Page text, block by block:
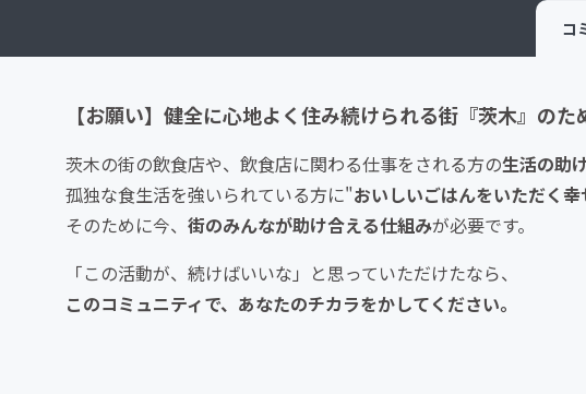
コ
【お願い】健全に心地よく住み続けられる街『茨木』のた
茨木の街の飲食店や、飲食店に関わる仕事をされる方の生活の助
孤独な食生活を強いられている方に"おいしいごはんをいただく
そのために今、 街のみんなが助け合える仕組みが必要です。
「この活動が、続けばいいな」と思っていただけたなら、
このコミュニティで、あなたのチカラをかしてください。